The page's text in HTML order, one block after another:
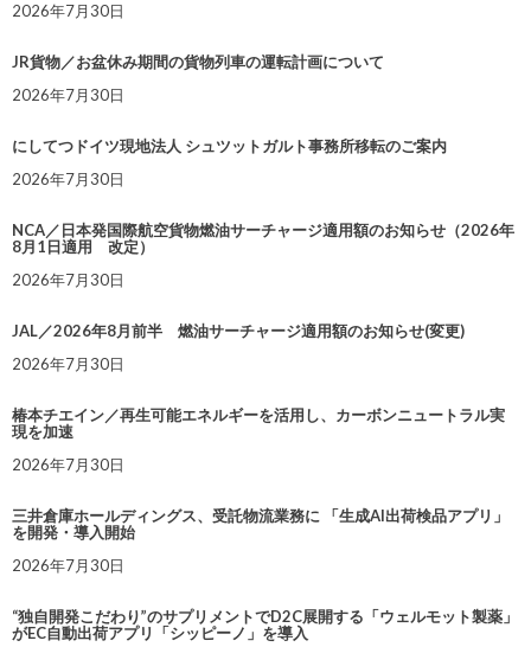
2026年7月30日
JR貨物／お盆休み期間の貨物列車の運転計画について
2026年7月30日
にしてつドイツ現地法人 シュツットガルト事務所移転のご案内
2026年7月30日
NCA／日本発国際航空貨物燃油サーチャージ適用額のお知らせ（2026年
8月1日適用 改定）
2026年7月30日
JAL／2026年8月前半 燃油サーチャージ適用額のお知らせ(変更)
2026年7月30日
椿本チエイン／再生可能エネルギーを活用し、カーボンニュートラル実
現を加速
2026年7月30日
三井倉庫ホールディングス、受託物流業務に 「生成AI出荷検品アプリ」
を開発・導入開始
2026年7月30日
“独自開発こだわり”のサプリメントでD2C展開する「ウェルモット製薬」
がEC自動出荷アプリ「シッピーノ」を導入